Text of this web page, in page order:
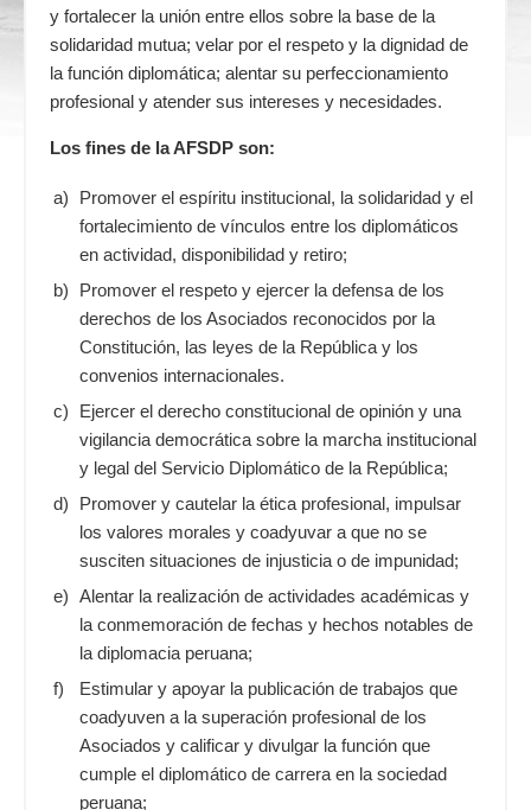
y fortalecer la unión entre ellos sobre la base de la
solidaridad mutua; velar por el respeto y la dignidad de
la función diplomática; alentar su perfeccionamiento
profesional y atender sus intereses y necesidades.
Los fines de la AFSDP son:
a)
Promover el espíritu institucional, la solidaridad y el
fortalecimiento de vínculos entre los diplomáticos
en actividad, disponibilidad y retiro;
b)
Promover el respeto y ejercer la defensa de los
derechos de los Asociados reconocidos por la
Constitución, las leyes de la República y los
convenios internacionales.
c)
Ejercer el derecho constitucional de opinión y una
vigilancia democrática sobre la marcha institucional
y legal del Servicio Diplomático de la República;
d)
Promover y cautelar la ética profesional, impulsar
los valores morales y coadyuvar a que no se
susciten situaciones de injusticia o de impunidad;
e) Alentar la realización de actividades académicas y
la conmemoración de fechas y hechos notables de
la diplomacia peruana;
f)
Estimular y apoyar la publicación de trabajos que
coadyuven a la superación profesional de los
Asociados y calificar y divulgar la función que
cumple el diplomático de carrera en la sociedad
peruana;